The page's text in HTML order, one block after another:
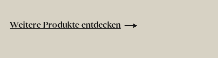
Weitere Produkte entdecken